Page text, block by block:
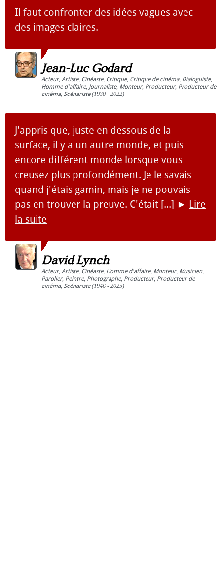
Il faut confronter des idées vagues avec
des images claires.
Jean-Luc Godard
Acteur, Artiste, Cinéaste, Critique, Critique de cinéma, Dialoguiste,
Homme d'affaire, Journaliste, Monteur, Producteur, Producteur de
cinéma, Scénariste(1930 - 2022)
J'appris que, juste en dessous de la
surface, il y a un autre monde, et puis
encore différent monde lorsque vous
creusez plus profondément. Je le savais
quand j'étais gamin, mais je ne pouvais
pas en trouver la preuve. C'était [...] ► Lire
la suite
David Lynch
Acteur, Artiste, Cinéaste, Homme d'affaire, Monteur, Musicien,
Parolier, Peintre, Photographe, Producteur, Producteur de
cinéma, Scénariste(1946 - 2025)